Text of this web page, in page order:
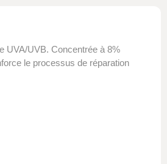
UVA/UVB. Concentrée à 8%
le processus de réparation